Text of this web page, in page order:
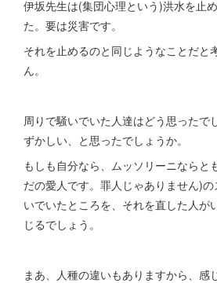
伊坂先生は(集団心理という)洪水を止
た。要は災害です。
それを止めるのと同じようなことだと
ん。
周りで騒いでいた人達はどう思ったで
ずかしい、と思ったでしょうか。
もしも自分なら、ムッソリーニならと
だの愛人です。罪人じゃありません)
いでいたところを、それを直した人が
じるでしょう。
まあ、人種の違いもありますから、感